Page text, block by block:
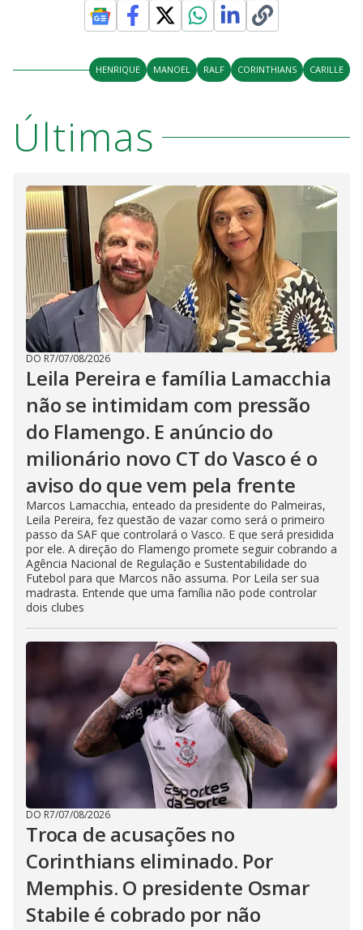
HENRIQUE MANOEL RALF CORINTHIANS CARILLE
Últimas
DO R7/07/08/2026
Leila Pereira e família Lamacchia
não se intimidam com pressão
do Flamengo. E anúncio do
milionário novo CT do Vasco é o
aviso do que vem pela frente
Marcos Lamacchia, enteado da presidente do Palmeiras,
Leila Pereira, fez questão de vazar como será o primeiro
passo da SAF que controlará o Vasco. E que será presidida
por ele. A direção do Flamengo promete seguir cobrando a
Agência Nacional de Regulação e Sustentabilidade do
Futebol para que Marcos não assuma. Por Leila ser sua
madrasta. Entende que uma família não pode controlar
dois clubes
DO R7/07/08/2026
Troca de acusações no
Corinthians eliminado. Por
Memphis. O presidente Osmar
Stabile é cobrado por não